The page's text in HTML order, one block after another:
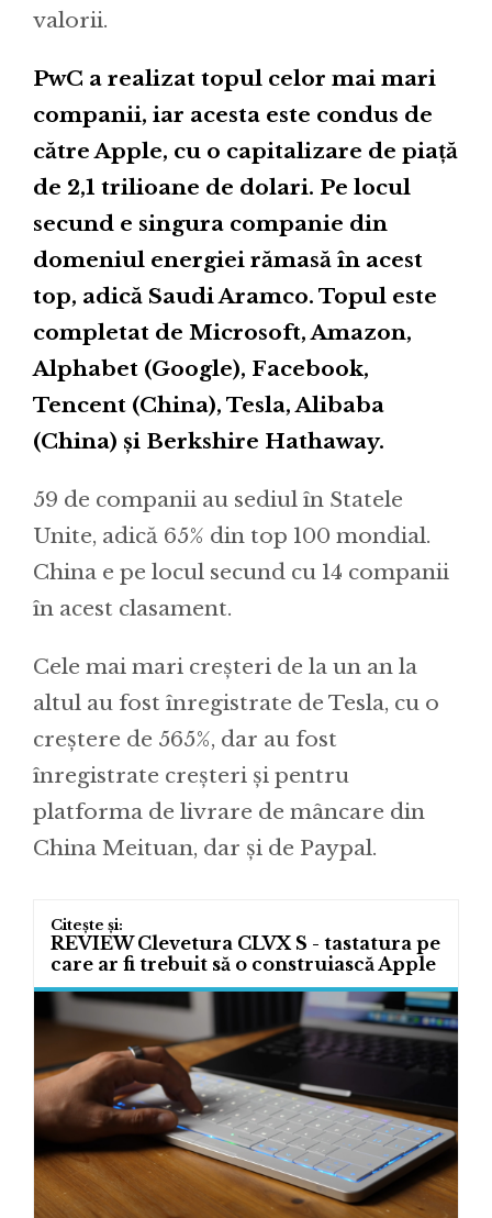
valorii.
PwC a realizat topul celor mai mari
companii, iar acesta este condus de
către Apple, cu o capitalizare de piață
de 2,1 trilioane de dolari. Pe locul
secund e singura companie din
domeniul energiei rămasă în acest
top, adică Saudi Aramco. Topul este
completat de Microsoft, Amazon,
Alphabet (Google), Facebook,
Tencent (China), Tesla, Alibaba
(China) și Berkshire Hathaway.
59 de companii au sediul în Statele
Unite, adică 65% din top 100 mondial.
China e pe locul secund cu 14 companii
în acest clasament.
Cele mai mari creșteri de la un an la
altul au fost înregistrate de Tesla, cu o
creștere de 565%, dar au fost
înregistrate creșteri și pentru
platforma de livrare de mâncare din
China Meituan, dar și de Paypal.
REVIEW Clevetura CLVX S - tastatura pe
care ar fi trebuit să o construiască Apple